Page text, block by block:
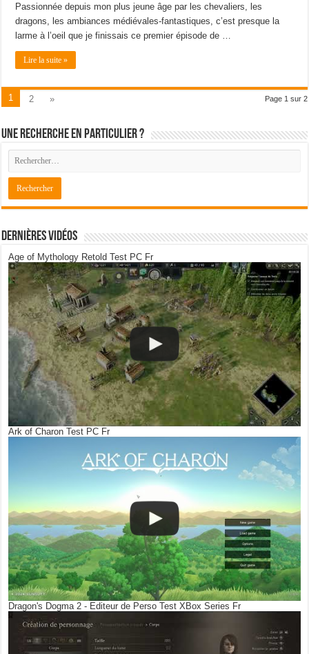
Passionnée depuis mon plus jeune âge par les chevaliers, les
dragons, les ambiances médiévales-fantastiques, c’est presque la
larme à l’oeil que je finissais ce premier épisode de …
Lire la suite »
Page 1 sur 2
1 2 »
Une recherche en particulier ?
Dernières Vidéos
Age of Mythology Retold Test PC Fr
Ark of Charon Test PC Fr
Dragon's Dogma 2 - Editeur de Perso Test XBox Series Fr